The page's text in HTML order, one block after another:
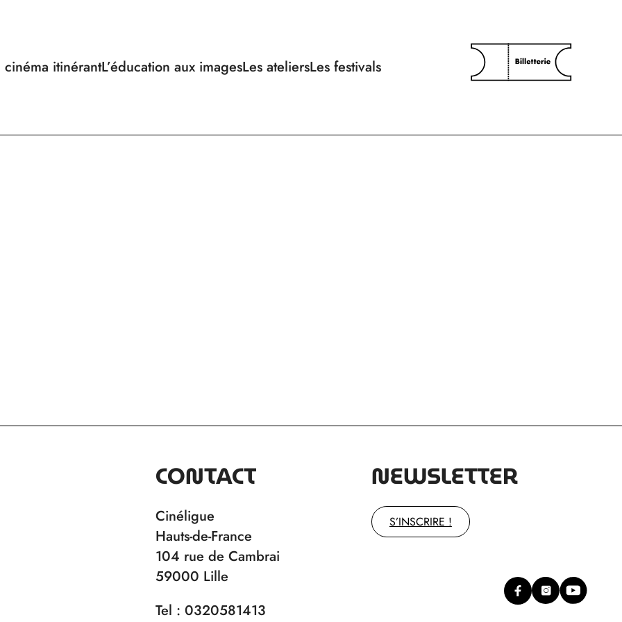
cinéma itinérantL’éducation aux imagesLes ateliersLes festivals
CONTACT
Cinéligue
Hauts-de-France
104 rue de Cambrai
59000 Lille
Tel : 0320581413
NEWSLETTER
S’INSCRIRE !